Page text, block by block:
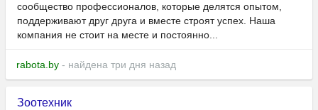
сообщество профессионалов, которые делятся опытом,
поддерживают друг друга и вместе строят успех. Наша
компания не стоит на месте и постоянно...
rabota.by - найдена три дня назад
Зоотехник